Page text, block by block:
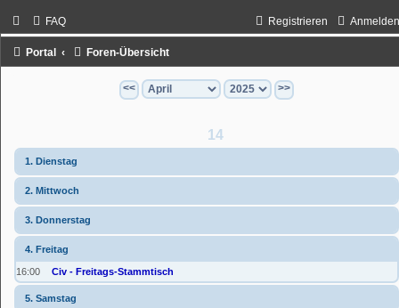
FAQ Registrieren
Portal Foren-Übersicht
<< >>
14
1. Dienstag
2. Mittwoch
3. Donnerstag
4. Freitag
16:00 Civ - Freitags-Stammtisch
5. Samstag